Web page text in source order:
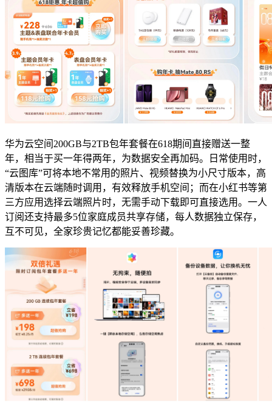
华为云空间200GB与2TB包年套餐在618期间直接赠送一整
年，相当于买一年得两年，为数据安全再加码。日常使用时，
“云图库”可将本地不常用的照片、视频替换为小尺寸版本，高
清版本在云端随时调用，有效释放手机空间；而在小红书等第
三方应用选择云端照片时，无需手动下载即可直接选用。一人
订阅还支持最多5位家庭成员共享存储，每人数据独立保存，
互不可见，全家珍贵记忆都能妥善珍藏。